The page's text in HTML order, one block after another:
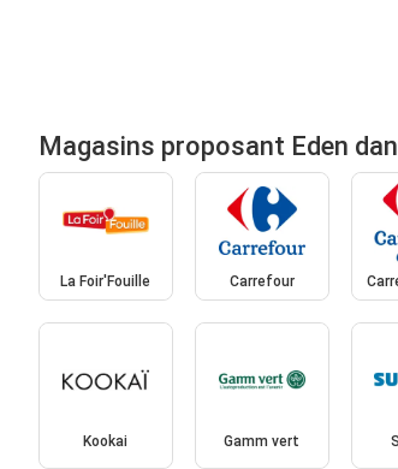
Magasins proposant Eden
La Foir'Fouille Carrefour
Kookai Gamm vert